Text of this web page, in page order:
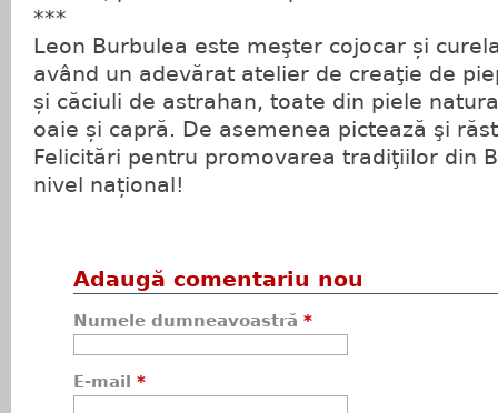
***
Leon Burbulea este meşter cojocar și
având un adevărat atelier de creaţie de
și căciuli de astrahan, toate din piele
oaie și capră. De asemenea pictează şi
Felicitări pentru promovarea tradiţiilor din
nivel național!
Adaugă comentariu nou
Numele dumneavoastră *
E-mail *